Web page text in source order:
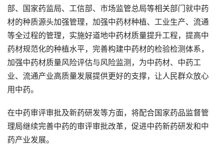
部、国家药监局、工信部、市场监管总局等相关部门就中药
材的种质源头加强管理，加强中药材种植、工业生产、流通
等全过程的管理，实施好道地中药材质量提升工程，提高中
药材规范化的种植水平，完善构建中药材的检验检测体系，
加强中药材质量风险评估与风险监测，为中药材、中药工
业、流通产业高质量发展提供更好的支撑，让人民群众放心
用中药。
在中药审评审批及新药研发等方面，将配合国家药品监督管
理局继续完善中药的审评审批改革，促进中药新药研发和中
药产业发展。